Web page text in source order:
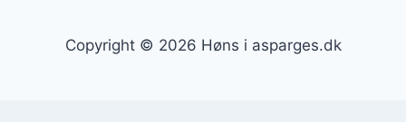
Copyright © 2026 Høns i asparges.dk